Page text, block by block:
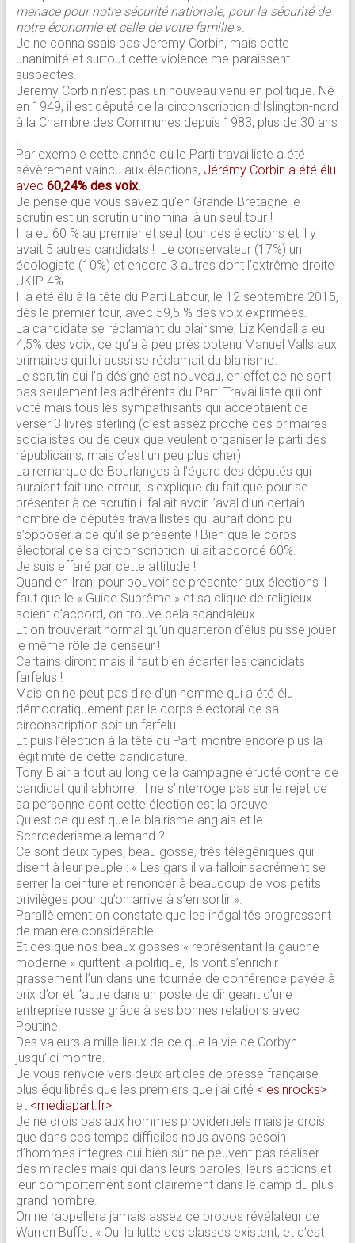
menace pour notre sécurité nationale, pour la sécurité de
notre économie et celle de votre famille».
Je ne connaissais pas Jeremy Corbin, mais cette
unanimité et surtout cette violence me paraissent
suspectes.
Jeremy Corbin n’est pas un nouveau venu en politique. Né
en 1949, il est député de la circonscription d’Islington-nord
à la Chambre des Communes depuis 1983, plus de 30 ans
!
Par exemple cette année où le Parti travailliste a été
sévèrement vaincu aux élections, Jérémy Corbin a été élu
avec 60,24% des voix.
Je pense que vous savez qu’en Grande Bretagne le
scrutin est un scrutin uninominal à un seul tour !
Il a eu 60 % au premier et seul tour des élections et il y
avait 5 autres candidats ! Le conservateur (17%) un
écologiste (10%) et encore 3 autres dont l’extrême droite
UKIP 4%.
Il a été élu à la tête du Parti Labour, le 12 septembre 2015,
dès le premier tour, avec 59,5 % des voix exprimées.
La candidate se réclamant du blairisme, Liz Kendall a eu
4,5% des voix, ce qu’a à peu près obtenu Manuel Valls aux
primaires qui lui aussi se réclamait du blairisme.
Le scrutin qui l’a désigné est nouveau, en effet ce ne sont
pas seulement les adhérents du Parti Travailliste qui ont
voté mais tous les sympathisants qui acceptaient de
verser 3 livres sterling (c’est assez proche des primaires
socialistes ou de ceux que veulent organiser le parti des
républicains, mais c’est un peu plus cher).
La remarque de Bourlanges à l’égard des députés qui
auraient fait une erreur, s’explique du fait que pour se
présenter à ce scrutin il fallait avoir l’aval d’un certain
nombre de députés travaillistes qui aurait donc pu
s’opposer à ce qu’il se présente ! Bien que le corps
électoral de sa circonscription lui ait accordé 60%.
Je suis effaré par cette attitude !
Quand en Iran, pour pouvoir se présenter aux élections il
faut que le « Guide Suprême » et sa clique de religieux
soient d’accord, on trouve cela scandaleux.
Et on trouverait normal qu’un quarteron d’élus puisse jouer
le même rôle de censeur !
Certains diront mais il faut bien écarter les candidats
farfelus !
Mais on ne peut pas dire d’un homme qui a été élu
démocratiquement par le corps électoral de sa
circonscription soit un farfelu.
Et puis l’élection à la tête du Parti montre encore plus la
légitimité de cette candidature.
Tony Blair a tout au long de la campagne éructé contre ce
candidat qu’il abhorre. Il ne s’interroge pas sur le rejet de
sa personne dont cette élection est la preuve.
Qu’est ce qu’est que le blairisme anglais et le
Schroederisme allemand ?
Ce sont deux types, beau gosse, très télégéniques qui
disent à leur peuple : « Les gars il va falloir sacrément se
serrer la ceinture et renoncer à beaucoup de vos petits
privilèges pour qu’on arrive à s’en sortir ».
Parallèlement on constate que les inégalités progressent
de manière considérable.
Et dès que nos beaux gosses « représentant la gauche
moderne » quittent la politique, ils vont s’enrichir
grassement l’un dans une tournée de conférence payée à
prix d’or et l’autre dans un poste de dirigeant d’une
entreprise russe grâce à ses bonnes relations avec
Poutine.
Des valeurs à mille lieux de ce que la vie de Corbyn
jusqu’ici montre.
Je vous renvoie vers deux articles de presse française
plus équilibrés que les premiers que j’ai cité <lesinrocks>
et <mediapart.fr>.
Je ne crois pas aux hommes providentiels mais je crois
que dans ces temps difficiles nous avons besoin
d’hommes intègres qui bien sûr ne peuvent pas réaliser
des miracles mais qui dans leurs paroles, leurs actions et
leur comportement sont clairement dans le camp du plus
grand nombre.
On ne rappellera jamais assez ce propos révélateur de
Warren Buffet « Oui la lutte des classes existent, et c’est